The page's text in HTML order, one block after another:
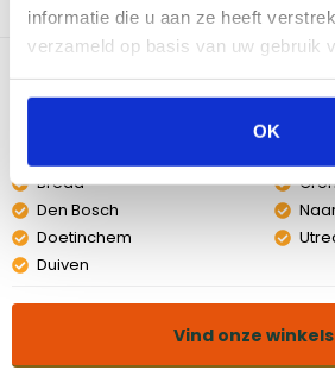
informatie die u aan ze heeft
verzameld op basis van uw gebruik
OK
polyester en geschikt voor de Imperatore
Breda
Den Bosch
Doetinchem
Duiven
Vind onze winkels